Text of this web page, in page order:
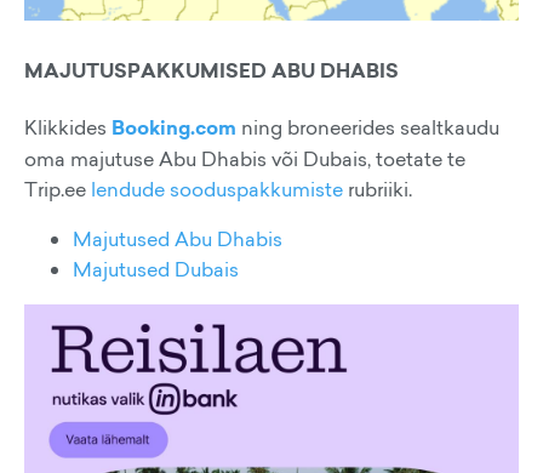
MAJUTUSPAKKUMISED ABU DHABIS
Klikkides Booking.com ning broneerides sealtkaudu
oma majutuse Abu Dhabis või Dubais, toetate te
Trip.ee lendude sooduspakkumiste rubriiki.
Majutused Abu Dhabis
Majutused Dubais